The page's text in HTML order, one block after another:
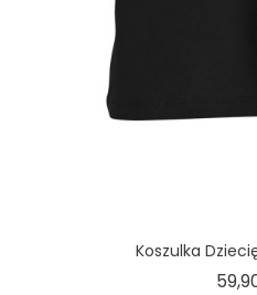
Koszulka